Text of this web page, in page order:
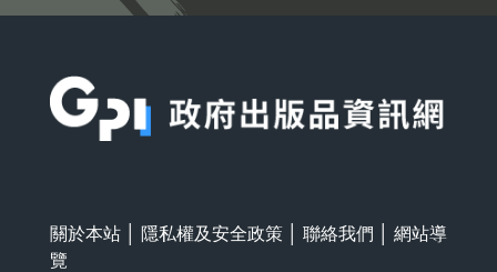
關於本站 隱私權及安全政策 聯絡我們
網站導
覽